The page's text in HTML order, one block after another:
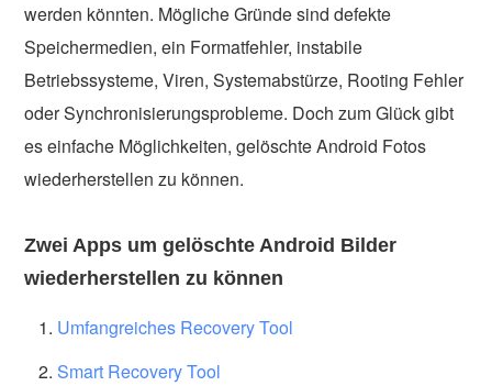
werden könnten. Mögliche Gründe sind defekte
Speichermedien, ein Formatfehler, instabile
Betriebssysteme, Viren, Systemabstürze, Rooting Fehler
oder Synchronisierungsprobleme. Doch zum Glück gibt
es einfache Möglichkeiten, gelöschte Android Fotos
wiederherstellen zu können.
Zwei Apps um gelöschte Android Bilder
wiederherstellen zu können
Umfangreiches Recovery Tool
Smart Recovery Tool